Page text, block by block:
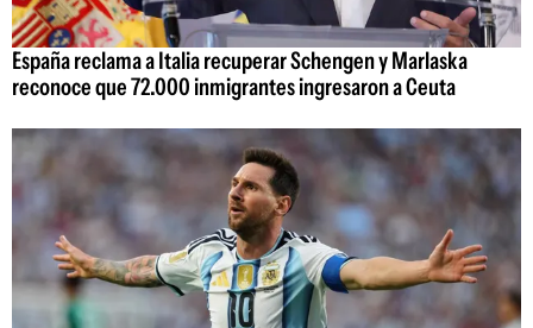
España reclama a Italia recuperar Schengen y Marlaska
reconoce que 72.000 inmigrantes ingresaron a Ceuta